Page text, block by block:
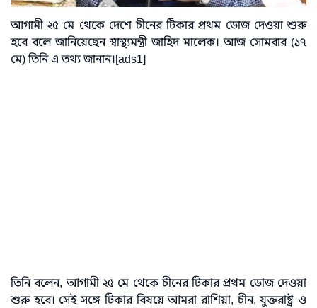
আগামী ২৫ মে থেকে দেশে চীনের টিকার প্রথম ডোজ দেওয়া শুরু
হবে বলে জানিয়েছেন স্বাস্থ্যমন্ত্রী জাহিদ মালেক। আজ সোমবার (১৭
মে) তিনি এ তথ্য জানান।[ads1]
তিনি বলেন, আগামী ২৫ মে থেকে চীনের টিকার প্রথম ডোজ দেওয়া
শুরু হবে। সেই সঙ্গে টিকার বিষয়ে আমরা রাশিয়া, চীন, যুক্তরাষ্ট্র ও